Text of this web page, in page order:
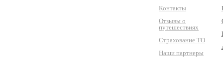
Контакты
Отзывы о
путешествиях
Страхование ТО
Наши партнеры